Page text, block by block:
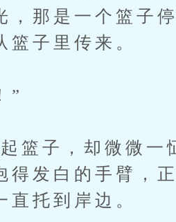
，那是一个篮子
篮子里传来。
”
子，却微微一
得发白的手臂，
托到岸边。